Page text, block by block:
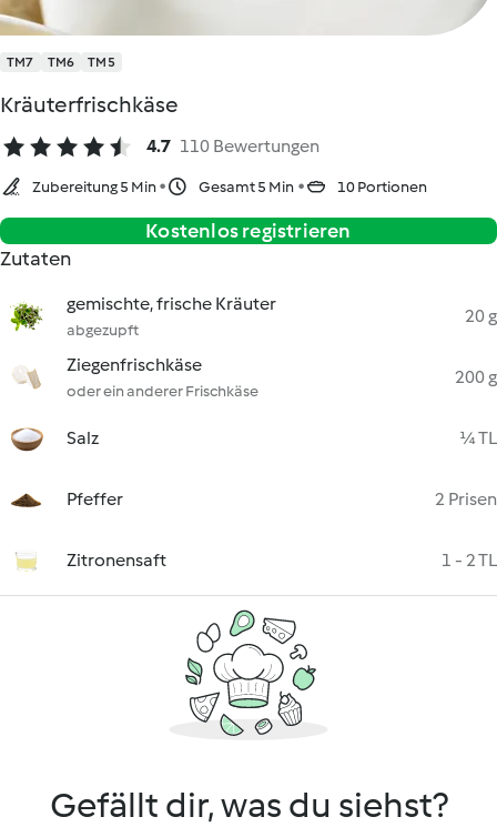
TM7 TM6 TM5
Kräuterfrischkäse
4.7 110 Bewertungen
Zubereitung 5 Min Gesamt 5 Min 10 Portionen
Kostenlos registrieren
Zutaten
gemischte, frische Kräuter
abgezupft
20 g
Ziegenfrischkäse
oder ein anderer Frischkäse
200 g
Salz ¼ TL
Pfeffer 2 Prisen
Zitronensaft 1 - 2 TL
Gefällt dir, was du siehst?